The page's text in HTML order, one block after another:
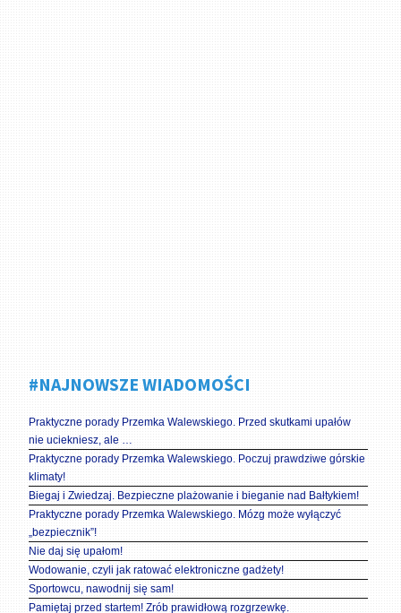
#NAJNOWSZE WIADOMOŚCI
Praktyczne porady Przemka Walewskiego. Przed skutkami upałów
nie uciekniesz, ale …
Praktyczne porady Przemka Walewskiego. Poczuj prawdziwe górskie
klimaty!
Biegaj i Zwiedzaj. Bezpieczne plażowanie i bieganie nad Bałtykiem!
Praktyczne porady Przemka Walewskiego. Mózg może wyłączyć
„bezpiecznik”!
Nie daj się upałom!
Wodowanie, czyli jak ratować elektroniczne gadżety!
Sportowcu, nawodnij się sam!
Pamiętaj przed startem! Zrób prawidłową rozgrzewkę.